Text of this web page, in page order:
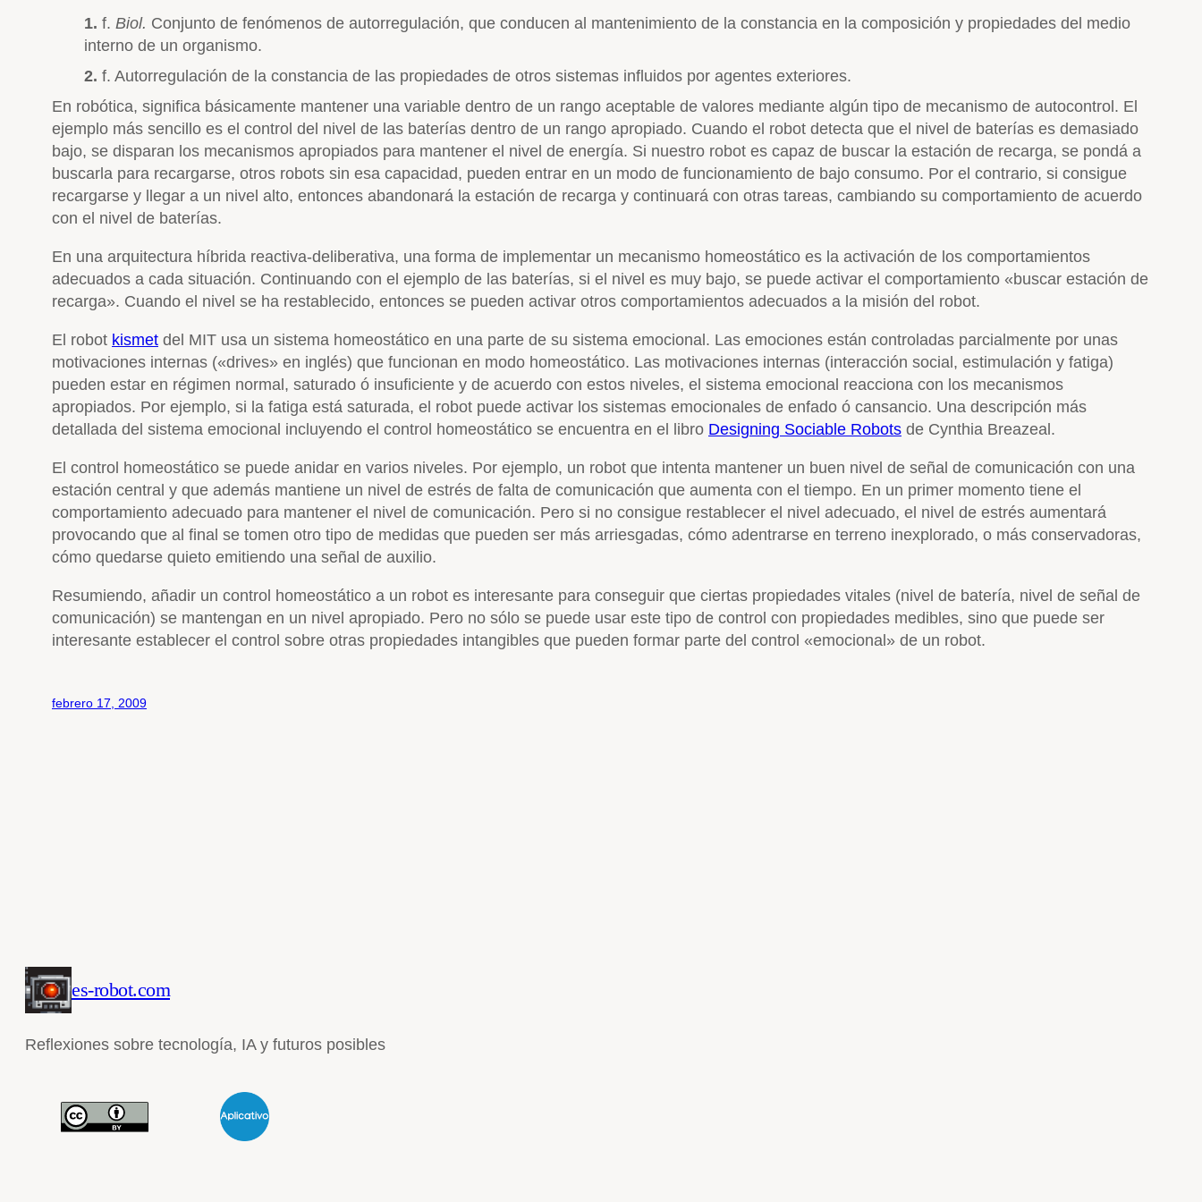
1. f. Biol. Conjunto de fenómenos de autorregulación, que conducen al mantenimiento de la constancia en la composición y propiedades del medio
interno de un organismo.
2. f. Autorregulación de la constancia de las propiedades de otros sistemas influidos por agentes exteriores.
En robótica, significa básicamente mantener una variable dentro de un rango aceptable de valores mediante algún tipo de mecanismo de autocontrol. El
ejemplo más sencillo es el control del nivel de las baterías dentro de un rango apropiado. Cuando el robot detecta que el nivel de baterías es demasiado
bajo, se disparan los mecanismos apropiados para mantener el nivel de energía. Si nuestro robot es capaz de buscar la estación de recarga, se pondá a
buscarla para recargarse, otros robots sin esa capacidad, pueden entrar en un modo de funcionamiento de bajo consumo. Por el contrario, si consigue
recargarse y llegar a un nivel alto, entonces abandonará la estación de recarga y continuará con otras tareas, cambiando su comportamiento de acuerdo
con el nivel de baterías.
En una arquitectura híbrida reactiva-deliberativa, una forma de implementar un mecanismo homeostático es la activación de los comportamientos
adecuados a cada situación. Continuando con el ejemplo de las baterías, si el nivel es muy bajo, se puede activar el comportamiento «buscar estación de
recarga». Cuando el nivel se ha restablecido, entonces se pueden activar otros comportamientos adecuados a la misión del robot.
El robot kismet del MIT usa un sistema homeostático en una parte de su sistema emocional. Las emociones están controladas parcialmente por unas
motivaciones internas («drives» en inglés) que funcionan en modo homeostático. Las motivaciones internas (interacción social, estimulación y fatiga)
pueden estar en régimen normal, saturado ó insuficiente y de acuerdo con estos niveles, el sistema emocional reacciona con los mecanismos
apropiados. Por ejemplo, si la fatiga está saturada, el robot puede activar los sistemas emocionales de enfado ó cansancio. Una descripción más
detallada del sistema emocional incluyendo el control homeostático se encuentra en el libro Designing Sociable Robots de Cynthia Breazeal.
El control homeostático se puede anidar en varios niveles. Por ejemplo, un robot que intenta mantener un buen nivel de señal de comunicación con una
estación central y que además mantiene un nivel de estrés de falta de comunicación que aumenta con el tiempo. En un primer momento tiene el
comportamiento adecuado para mantener el nivel de comunicación. Pero si no consigue restablecer el nivel adecuado, el nivel de estrés aumentará
provocando que al final se tomen otro tipo de medidas que pueden ser más arriesgadas, cómo adentrarse en terreno inexplorado, o más conservadoras,
cómo quedarse quieto emitiendo una señal de auxilio.
Resumiendo, añadir un control homeostático a un robot es interesante para conseguir que ciertas propiedades vitales (nivel de batería, nivel de señal de
comunicación) se mantengan en un nivel apropiado. Pero no sólo se puede usar este tipo de control con propiedades medibles, sino que puede ser
interesante establecer el control sobre otras propiedades intangibles que pueden formar parte del control «emocional» de un robot.
febrero 17, 2009
es-robot.com
Reflexiones sobre tecnología, IA y futuros posibles